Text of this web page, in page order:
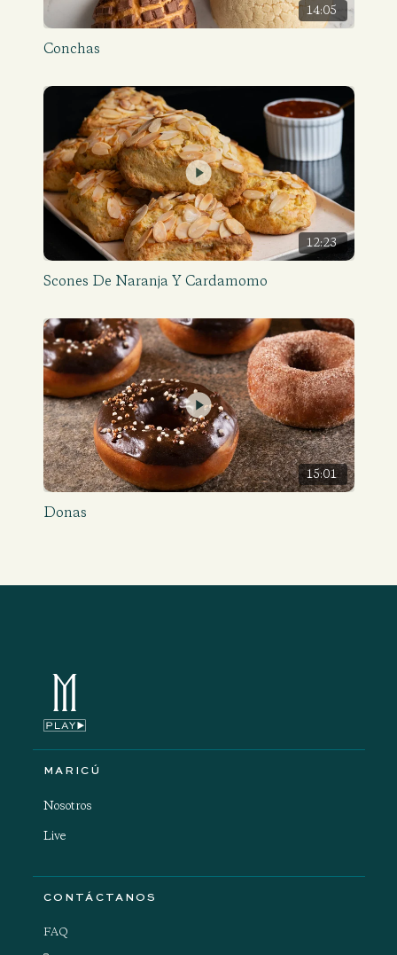
14:05
Conchas
12:23
Scones De Naranja Y Cardamomo
15:01
Donas
MARICÚ
Nosotros
Live
CONTÁCTANOS
FAQ